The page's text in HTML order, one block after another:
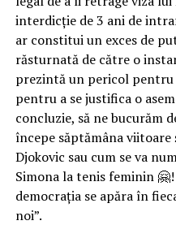
interdicție de 3 ani de
ar constitui un exces de
răsturnată de către o
prezintă un pericol
pentru a se justifica o
concluzie, să ne bucurăm
începe săptămâna viitoare
Djokovic sau cum se va
Simona la tenis feminin
democrația se apăra în
noi”.